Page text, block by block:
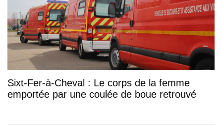
Sixt-Fer-à-Cheval : Le corps de la femme
emportée par une coulée de boue retrouvé